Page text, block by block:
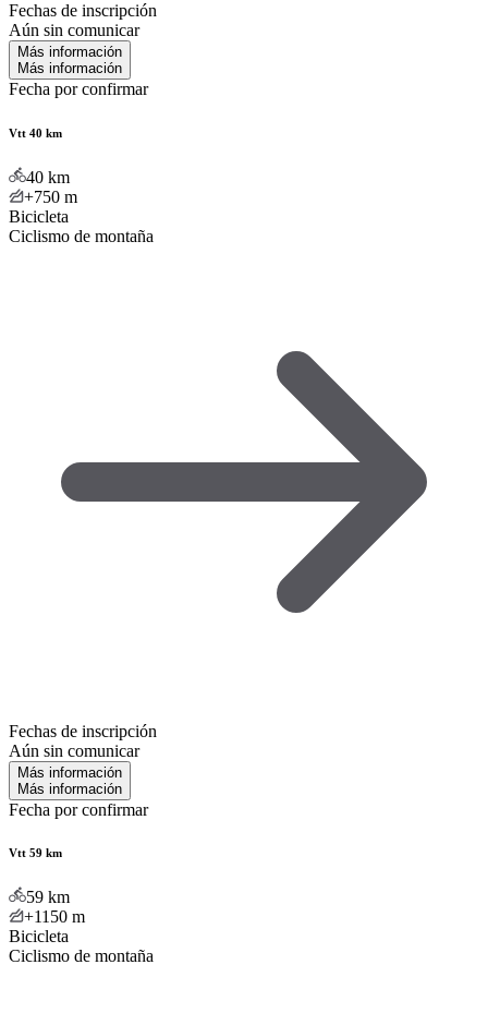
Fechas de inscripción
Aún sin comunicar
Más información
Más información
Fecha por confirmar
Vtt 40 km
40 km
+750 m
Bicicleta
Ciclismo de montaña
Fechas de inscripción
Aún sin comunicar
Más información
Más información
Fecha por confirmar
Vtt 59 km
59 km
+1150 m
Bicicleta
Ciclismo de montaña